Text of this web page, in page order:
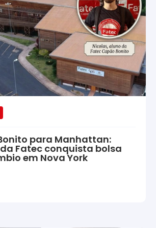
para Manhattan:
Fatec conquista bolsa
em Nova York